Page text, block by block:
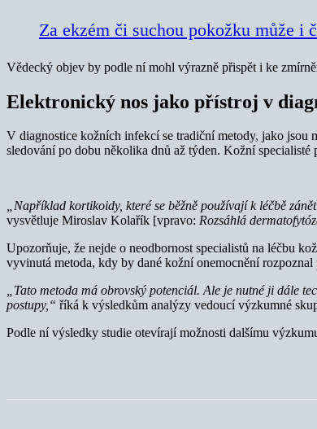
Za ekzém či suchou pokožku může i
Vědecký objev by podle ní mohl výrazně přispět i ke
Elektronický nos jako přístroj v
V diagnostice kožních infekcí se tradiční metody, jako jsou
sledování po dobu několika dnů až týden. Kožní
„Například kortikoidy, které se běžně používají k léčbě
vysvětluje Miroslav Kolařík [vpravo: Rozsáhlá
Upozorňuje, že nejde o neodbornost specialistů na léčbu
vyvinutá metoda, kdy by dané kožní onemocnění
„Tato metoda má obrovský potenciál. Ale je nutné ji dále
postupy,“ říká k výsledkům analýzy vedoucí výzkumné
Podle ní výsledky studie otevírají možnosti dalšímu